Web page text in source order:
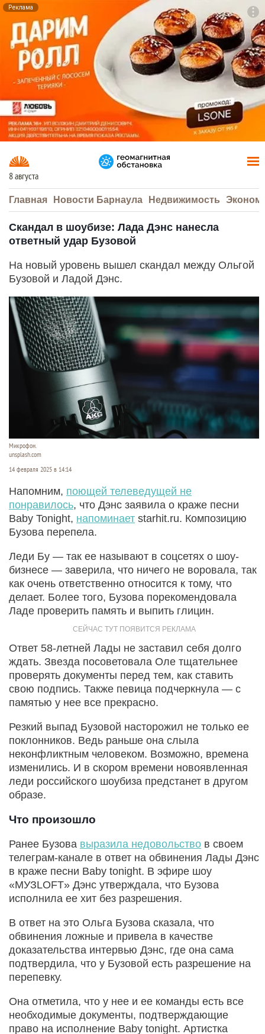
Реклама
8 августа
Главная Новости Барнаула Недвижимость
Скандал в шоубизе: Лада Дэнс нанесла
ответный удар Бузовой
На новый уровень вышел скандал между Ольгой
Бузовой и Ладой Дэнс.
Микрофон.
unsplash.com
14 февраля 2025 в 14:14
Напомним, поющей телеведущей не
понравилось, что Дэнс заявила о краже песни
Baby Tonight, напоминает starhit.ru. Композицию
Бузова перепела.
Леди Бу — так ее называют в соцсетях о шоу-
бизнесе — заверила, что ничего не воровала, так
как очень ответственно относится к тому, что
делает. Более того, Бузова порекомендовала
Ладе проверить память и выпить глицин.
Ответ 58-летней Лады не заставил себя долго
ждать. Звезда посоветовала Оле тщательнее
проверять документы перед тем, как ставить
свою подпись. Также певица подчеркнула — с
памятью у нее все прекрасно.
Резкий выпад Бузовой насторожил не только ее
поклонников. Ведь раньше она слыла
неконфликтным человеком. Возможно, времена
изменились. И в скором времени новоявленная
леди российского шоубиза предстанет в другом
образе.
Что произошло
Ранее Бузова выразила недовольство в своем
телеграм-канале в ответ на обвинения Лады Дэнс
в краже песни Baby tonight. В эфире шоу
«МУЗLOFT» Дэнс утверждала, что Бузова
исполнила ее хит без разрешения.
В ответ на это Ольга Бузова сказала, что
обвинения ложные и привела в качестве
доказательства интервью Дэнс, где она сама
подтвердила, что у Бузовой есть разрешение на
перепевку.
Она отметила, что у нее и ее команды есть все
необходимые документы, подтверждающие
право на исполнение Baby tonight. Артистка